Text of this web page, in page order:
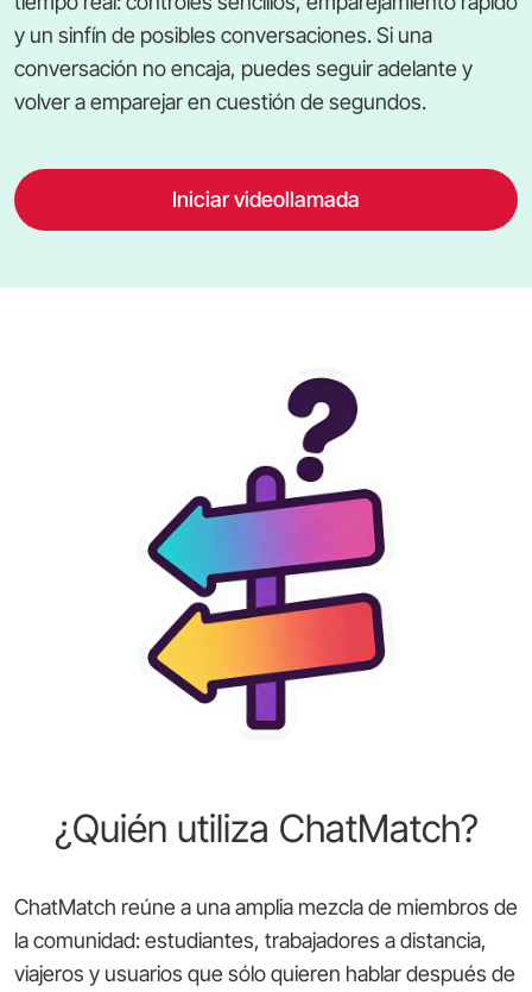
y un sinfín de posibles conversaciones. Si una
conversación no encaja, puedes seguir adelante y
volver a emparejar en cuestión de segundos.
Iniciar videollamada
¿Quién utiliza ChatMatch?
ChatMatch reúne a una amplia mezcla de miembros de
la comunidad: estudiantes, trabajadores a distancia,
viajeros y usuarios que sólo quieren hablar después de